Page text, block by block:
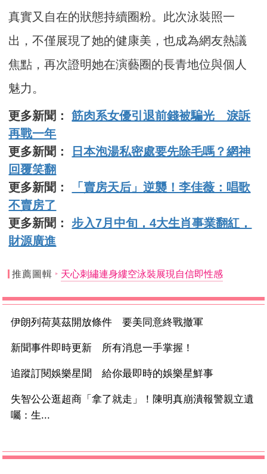
真實又自在的狀態持續圈粉。此次泳裝照一
出，不僅展現了她的健康美，也成為網友熱議
焦點，再次證明她在演藝圈的長青地位與個人
魅力。
更多新聞：筋肉系女優引退前錢被騙光 淚訴
再戰一年
更多新聞：
日本泡湯私密處要先除毛嗎？網神
回覆笑翻
更多新聞：
「賣房天后」逆襲！李佳薇：唱歌
不賣房了
更多新聞：步入7月中旬，4大生肖事業翻紅，
財源廣進
推薦圖輯 天心刺繡連身縷空泳裝展現自信即性感
伊朗列荷莫茲開放條件 要美同意終戰撤軍
新聞事件即時更新 所有消息一手掌握！
追蹤訂閱娛樂星聞 給你最即時的娛樂星鮮事
失智公公逛超商「拿了就走」！陳明真崩潰報警親立遺
囑：生...